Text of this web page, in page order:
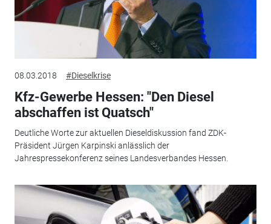
08.03.2018 #Dieselkrise
Kfz-Gewerbe Hessen: "Den Diesel
abschaffen ist Quatsch"
Deutliche Worte zur aktuellen Dieseldiskussion fand ZDK-
Präsident Jürgen Karpinski anlässlich der
Jahrespressekonferenz seines Landesverbandes Hessen.